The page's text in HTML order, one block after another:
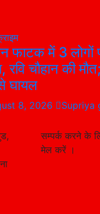
फाटक में 3 लोगों
रवि चौहान की
घायल
8, 2026 Supriya
सम्पर्क करने के
मेल करें ।